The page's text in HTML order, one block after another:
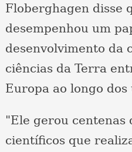
Floberghagen disse
desempenhou um
desenvolvimento da
ciências da Terra
Europa ao longo
"Ele gerou centenas
científicos que